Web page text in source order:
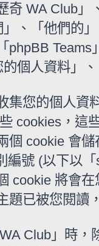
奇 WA Club
、「他們的
phpBB
個人資料」
集您的個人資
cookies，這
個 cookie 會
編號 (以下以
cookie 將會
題已被您閱讀
Club」時